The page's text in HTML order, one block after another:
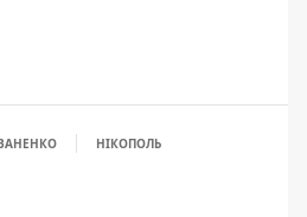
НІКОПОЛЬ